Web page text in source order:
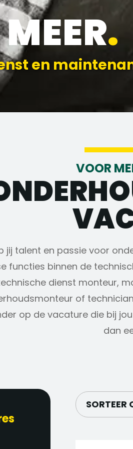
.
en
VOOR
jij talent en passie voor
functies binnen de
dienst monteur,
of
op de vacature die bij
dan
SORTEER